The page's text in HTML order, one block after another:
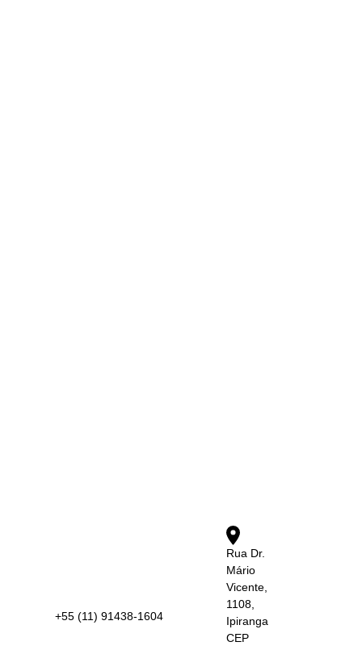
+55 (11) 91438-1604
Rua Dr.
Mário
Vicente,
1108,
Ipiranga
CEP